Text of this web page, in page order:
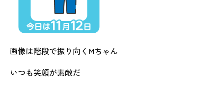
画像は階段で振り向くMちゃん
いつも笑顔が素敵だ